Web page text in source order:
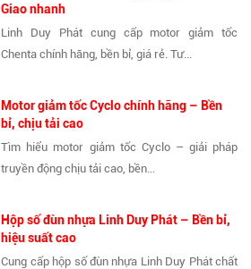
Giao nhanh
Linh Duy Phát cung cấp motor giảm tốc
Chenta chính hãng, bền bỉ, giá rẻ. Tư...
Motor giảm tốc Cyclo chính hãng – Bền
bỉ, chịu tải cao
Tìm hiểu motor giảm tốc Cyclo – giải pháp
truyền động chịu tải cao, bền...
Hộp số đùn nhựa Linh Duy Phát – Bền bỉ,
hiệu suất cao
Cung cấp hộp số đùn nhựa Linh Duy Phát chất